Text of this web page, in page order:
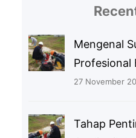
Mengenal
Profesional
27 November
Tahap